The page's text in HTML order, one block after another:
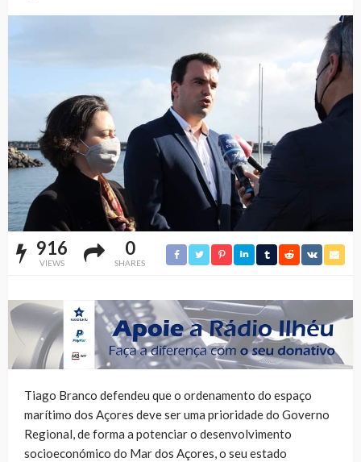
916
VIEWS
0
SHARES
Tiago Branco defendeu que o ordenamento do espaço
marítimo dos Açores deve ser uma prioridade do Governo
Regional, de forma a potenciar o desenvolvimento
socioeconómico do Mar dos Açores, o seu estado